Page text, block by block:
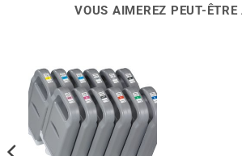
VOUS AIMEREZ PEUT-